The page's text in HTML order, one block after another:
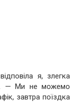
я, злегка
— Ми не можемо
завтра поїздка